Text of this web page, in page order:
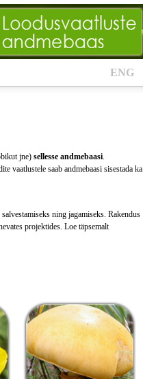
ENG
jne) sellesse andmebaasi.
vaatlustele saab andmebaasi sisestada ka
ning jagamiseks. Rakendus
projektides. Loe täpsemalt